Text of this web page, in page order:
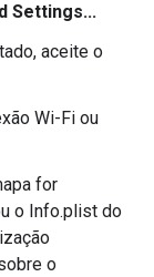
Settings...
aceite o
Wi-Fi ou
for
o Info.plist do
o